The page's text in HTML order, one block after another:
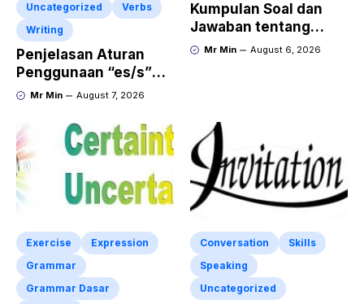
Uncategorized
Verbs
Writing
Penjelasan Aturan
Penggunaan “es/s”
dalam Kalimat Bahasa
Mr Min August 7, 2026
Kumpulan Soal dan
Jawaban tentang
Report Text Terbaru
Mr Min August 6, 2026
Exercise
Expression
Grammar
Grammar Dasar
Conversation
Skills
Speaking
Uncategorized